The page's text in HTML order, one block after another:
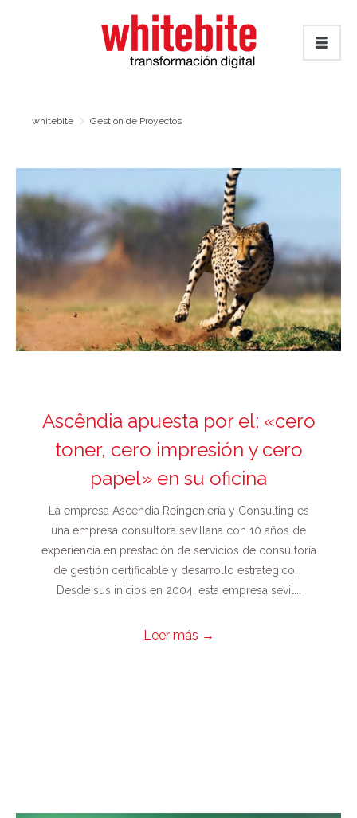
whitebite Gestión de Proyectos
Ascêndia apuesta por el: «cero
toner, cero impresión y cero
papel» en su oficina
La empresa Ascendia Reingeniería y Consulting es
una empresa consultora sevillana con 10 años de
experiencia en prestación de servicios de consultoría
de gestión certificable y desarrollo estratégico.
Desde sus inicios en 2004, esta empresa sevil...
Leer más →